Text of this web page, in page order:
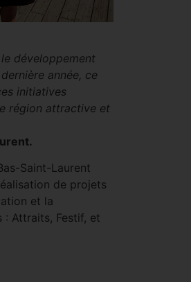
développement
année, ce
initiatives
région attractive et
Saint-Laurent
de projets
et la
Attraits, Festif, et